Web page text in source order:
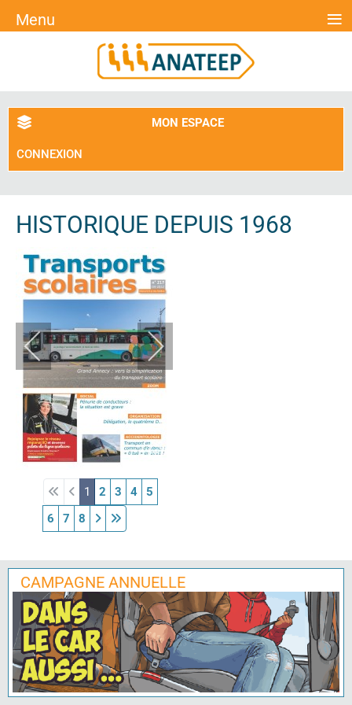
MON ESPACE
CONNEXION
HISTORIQUE DEPUIS 1968
1 2 3 4
5
6
7 8
CAMPAGNE ANNUELLE
Menu ≡